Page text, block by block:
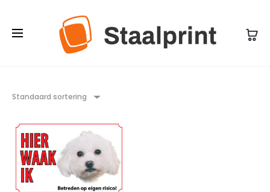
Standaard sortering